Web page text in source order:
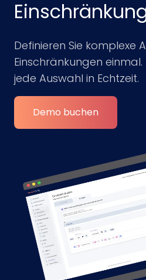
Definieren Sie komplexe
Einschränkungen
jede Auswahl in Echtzeit.
Demo buchen